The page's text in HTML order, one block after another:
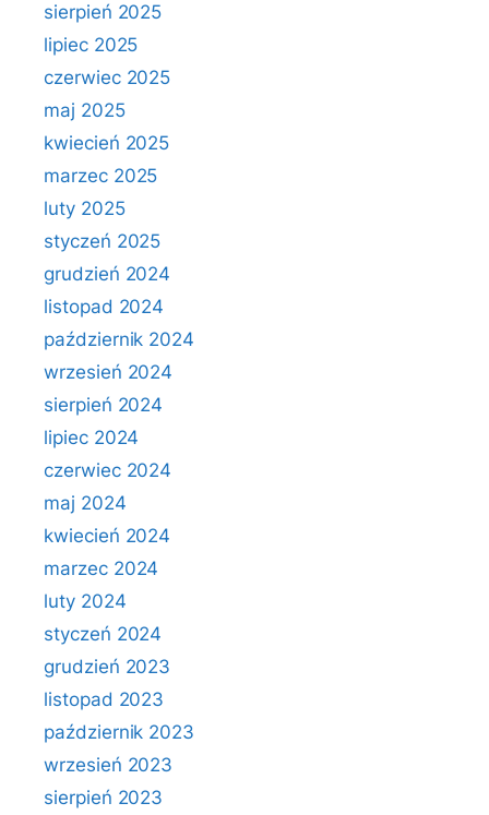
sierpień 2025
lipiec 2025
czerwiec 2025
maj 2025
kwiecień 2025
marzec 2025
luty 2025
styczeń 2025
grudzień 2024
listopad 2024
październik 2024
wrzesień 2024
sierpień 2024
lipiec 2024
czerwiec 2024
maj 2024
kwiecień 2024
marzec 2024
luty 2024
styczeń 2024
grudzień 2023
listopad 2023
październik 2023
wrzesień 2023
sierpień 2023